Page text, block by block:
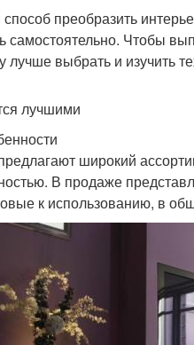
преобразить
Чтобы
лучше выбрать и изучить
лучшими
широкий
В продаже
к использованию, в